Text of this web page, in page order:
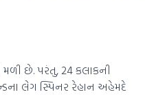
છે. પરંતુ, 24 કલાકની
લેગ સ્પિનર ​​રેહાન અહેમદે